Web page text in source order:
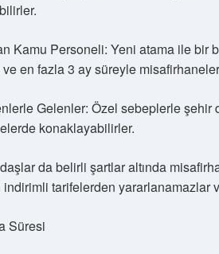
Kamu Personeli: Yeni atama ile bir
en fazla 3 ay süreyle
Gelenler: Özel sebeplerle şehir
konaklayabilirler.
da belirli şartlar altında
tarifelerden yararlanamazlar
Süresi